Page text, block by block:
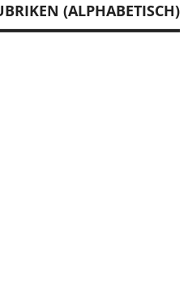
(ALPHABETISCH)